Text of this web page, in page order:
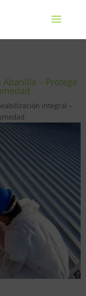
– Protege
integral –